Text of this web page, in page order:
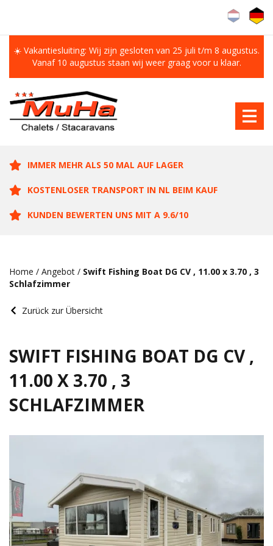
☀️ Vakantiesluiting: Wij zijn gesloten van 25 juli t/m 8 augustus.
Vanaf 10 augustus staan wij weer graag voor u klaar.
IMMER MEHR ALS 50 MAL AUF LAGER
KOSTENLOSER TRANSPORT IN NL BEIM KAUF
KUNDEN BEWERTEN UNS MIT A 9.6/10
Home / Angebot / Swift Fishing Boat DG CV , 11.00 x 3.70 , 3
Schlafzimmer
Zurück zur Übersicht
SWIFT FISHING BOAT DG CV ,
11.00 X 3.70 , 3
SCHLAFZIMMER